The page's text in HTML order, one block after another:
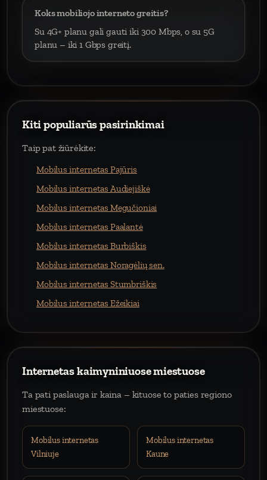
Koks mobiliojo interneto greitis?
Su 4G+ planu gali gauti iki 300 Mbps, o su 5G
planu – iki 1 Gbps greitį.
Kiti populiarūs pasirinkimai
Taip pat žiūrėkite:
Mobilus internetas Pajūris
Mobilus internetas Audiejiškė
Mobilus internetas Megučioniai
Mobilus internetas Paalantė
Mobilus internetas Burbiškis
Mobilus internetas Noragėlių sen.
Mobilus internetas Stumbriškis
Mobilus internetas Ežeikiai
Internetas kaimyniniuose miestuose
Ta pati paslauga ir kaina – kituose to paties regiono
miestuose:
Mobilus internetas
Vilniuje
Mobilus internetas
Kaune